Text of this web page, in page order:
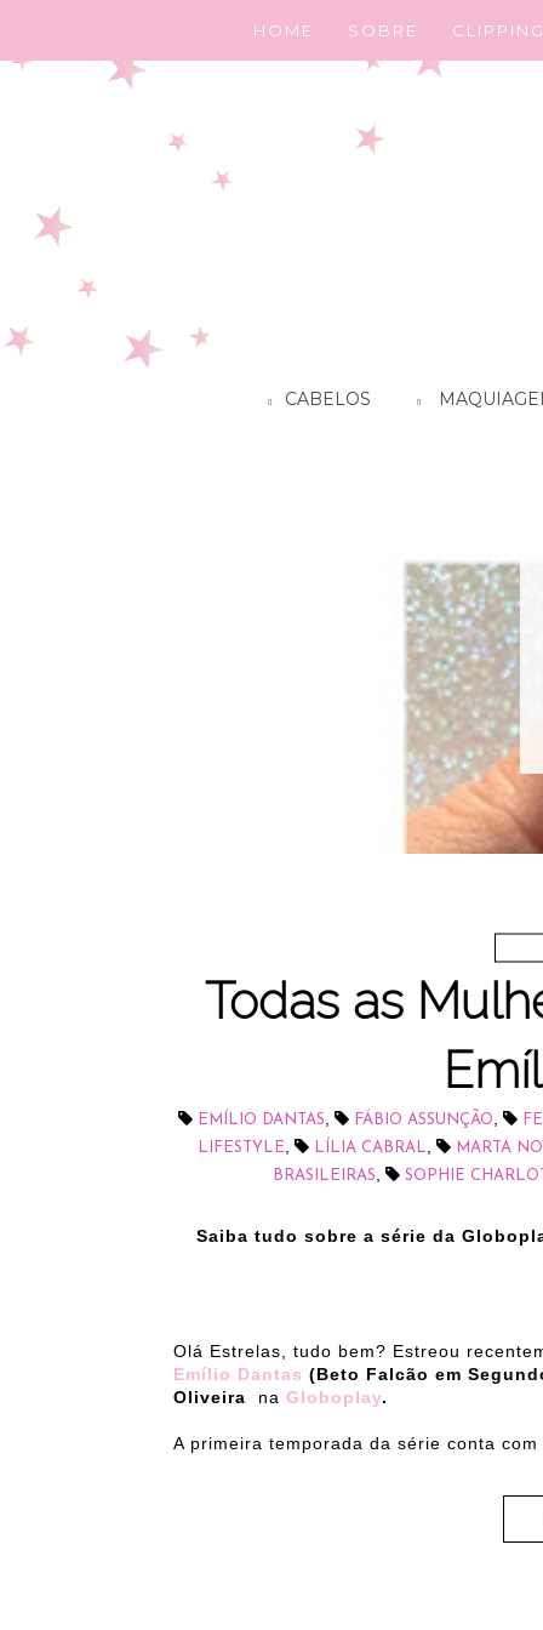
HOME SOBRE CLIPPING
CABELOS
Todas as
EMÍLIO DANTAS FÁBIO ASSUNÇÃO
LIFESTYLE LÍLIA CABRAL MARTA
BRASILEIRAS
SOPHIE
Saiba tudo sobre a série da
Olá Estrelas, tudo bem? Estreou
Emílio Dantas (Beto Falcão em
Oliveira
na Globoplay.
A primeira temporada da série conta com